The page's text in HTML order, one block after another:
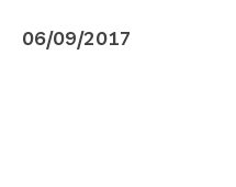
06/09/2017